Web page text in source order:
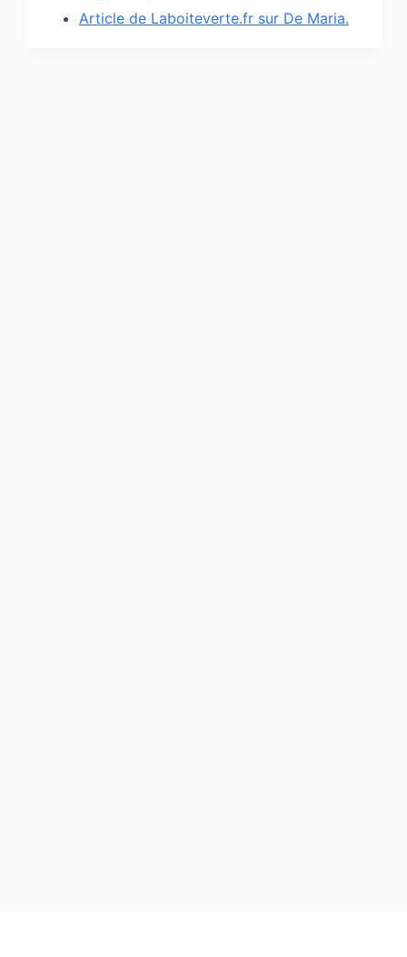
Article de Laboiteverte.fr sur De Maria.